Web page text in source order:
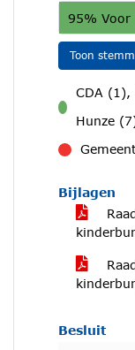
95% Voor
Toon
voor
CDA (1),
Hunze
Bijlagen
Besluit